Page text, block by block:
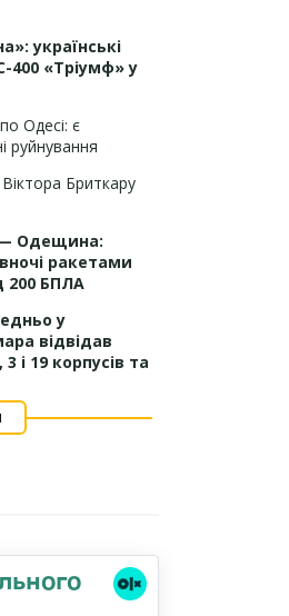
українські
«Тріумф» у
Одесі: є
руйнування
Бриткару
Одещина:
ракетами
200 БПЛА
у
відвідав
і 19 корпусів та